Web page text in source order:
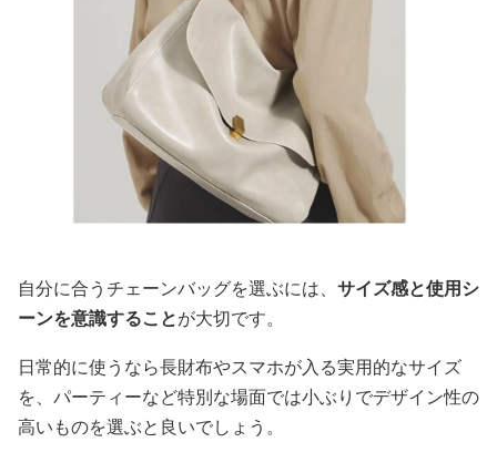
自分に合うチェーンバッグを選ぶには、 サイズ感と使用シ
ーンを意識することが大切です。
日常的に使うなら長財布やスマホが入る実用的なサイズ
を、パーティーなど特別な場面では小ぶりでデザイン性の
高いものを選ぶと良いでしょう。